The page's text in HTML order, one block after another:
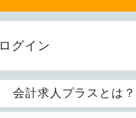
ログイン
会計求人プラスとは？